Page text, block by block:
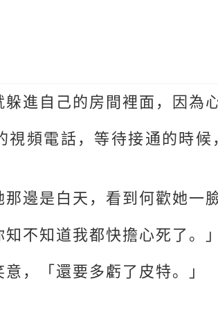
進自己的房間裡面，因為
視頻電話，等待接通的時
邊是白天，看到何歡她一
不知道我都快擔心死了。」
，「還要多虧了皮特。」